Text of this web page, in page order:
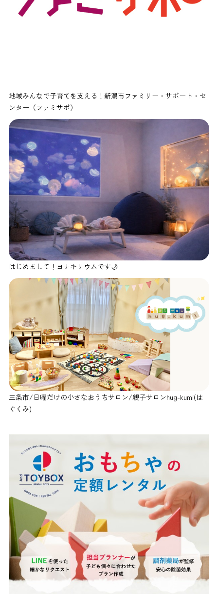
地域みんなで子育てを支える！新潟市ファミリー・サポート・セ
ンター（ファミサポ）
はじめまして！ヨナキリウムです🌙
三条市/日曜だけの小さなおうちサロン/親子サロンhug-kumi(は
ぐくみ)